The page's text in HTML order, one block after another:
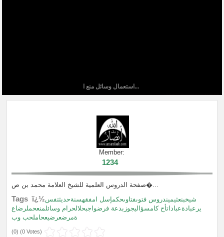
استعمال وسائل منع ا...
Member:
1234
صفحة الدروس العلمية للشيخ العلامة محمد بن ص�...
Tags ï¿½شيخبنعثيميندروس فتوىفتاوىحكمإسل امفقهسنةحديثتفس
يرعبادةعباداتأح كامسؤاليجوزبدعة فرضواجبحلالحرام وسائلمنعحملرضاع
ةمرضعرضيعحاملحب وب
(0) (0 Votes)